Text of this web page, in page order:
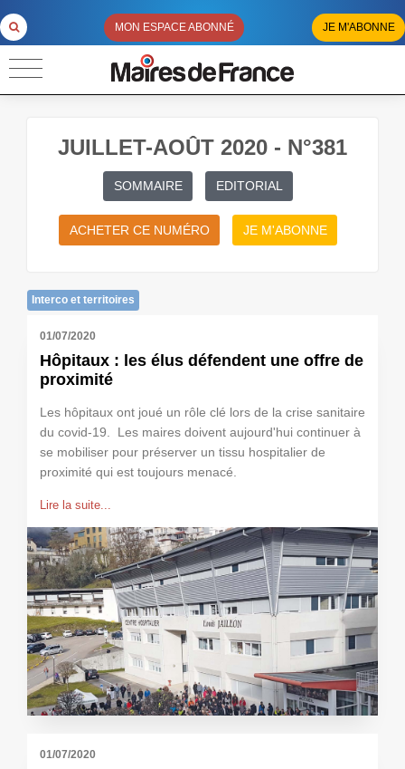
MON ESPACE ABONNÉ JE M'ABONNE
JUILLET-AOÛT 2020 - N°381
SOMMAIRE EDITORIAL
ACHETER CE NUMÉRO JE M'ABONNE
Interco et territoires
01/07/2020
Hôpitaux : les élus défendent une offre de
proximité
Les hôpitaux ont joué un rôle clé lors de la crise sanitaire
du covid-19. Les maires doivent aujourd'hui continuer à
se mobiliser pour préserver un tissu hospitalier de
proximité qui est toujours menacé.
Lire la suite...
01/07/2020